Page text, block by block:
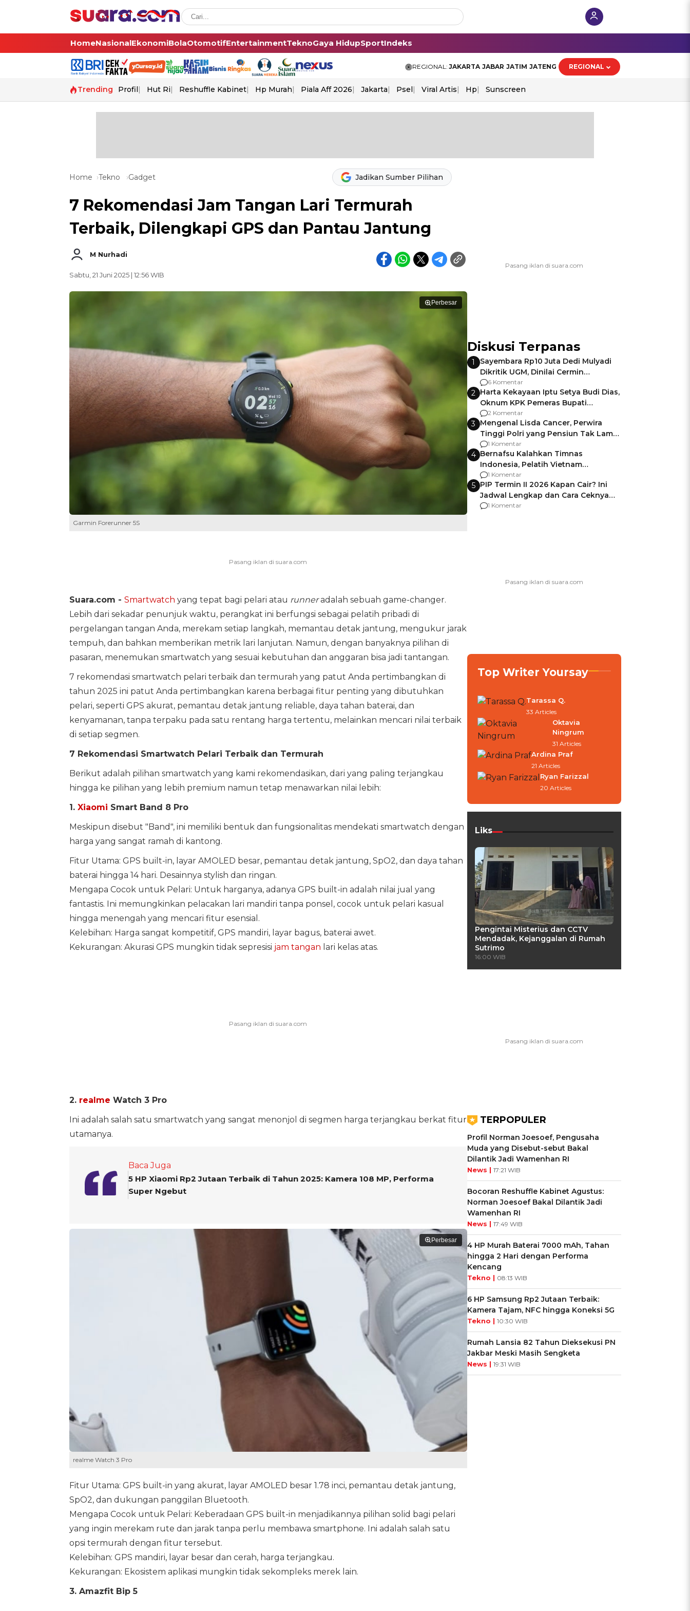
HomeNasionalEkonomiBolaOtomotifEntertainmentTeknoGaya HidupSportIndeks
REGIONAL: JAKARTA JABAR JATIM JATENG REGIONAL
Trending Profil Hut Ri Reshuffle Kabinet Hp Murah Piala Aff 2026 Jakarta Psel Viral Artis Hp Sunscreen
Home Tekno Gadget Jadikan Sumber Pilihan
7 Rekomendasi Jam Tangan Lari Termurah
Terbaik, Dilengkapi GPS dan Pantau Jantung
M Nurhadi
Sabtu, 21 Juni 2025 | 12:56 WIB
Perbesar
Garmin Forerunner 5S
Suara.com - Smartwatch yang tepat bagi pelari atau runneradalah sebuah game-changer.
Lebih dari sekadar penunjuk waktu, perangkat ini berfungsi sebagai pelatih pribadi di
pergelangan tangan Anda, merekam setiap langkah, memantau detak jantung, mengukur jarak
tempuh, dan bahkan memberikan metrik lari lanjutan. Namun, dengan banyaknya pilihan di
pasaran, menemukan smartwatch yang sesuai kebutuhan dan anggaran bisa jadi tantangan.
7 rekomendasi smartwatch pelari terbaik dan termurah yang patut Anda pertimbangkan di
tahun 2025 ini patut Anda pertimbangkan karena berbagai fitur penting yang dibutuhkan
pelari, seperti GPS akurat, pemantau detak jantung reliable, daya tahan baterai, dan
kenyamanan, tanpa terpaku pada satu rentang harga tertentu, melainkan mencari nilai terbaik
di setiap segmen.
7 Rekomendasi Smartwatch Pelari Terbaik dan Termurah
Berikut adalah pilihan smartwatch yang kami rekomendasikan, dari yang paling terjangkau
hingga ke pilihan yang lebih premium namun tetap menawarkan nilai lebih:
1. Xiaomi Smart Band 8 Pro
Meskipun disebut "Band", ini memiliki bentuk dan fungsionalitas mendekati smartwatch dengan
harga yang sangat ramah di kantong.
Fitur Utama: GPS built-in, layar AMOLED besar, pemantau detak jantung, SpO2, dan daya tahan
baterai hingga 14 hari. Desainnya stylish dan ringan.
Mengapa Cocok untuk Pelari: Untuk harganya, adanya GPS built-in adalah nilai jual yang
fantastis. Ini memungkinkan pelacakan lari mandiri tanpa ponsel, cocok untuk pelari kasual
hingga menengah yang mencari fitur esensial.
Kelebihan: Harga sangat kompetitif, GPS mandiri, layar bagus, baterai awet.
Kekurangan: Akurasi GPS mungkin tidak sepresisi jam tangan lari kelas atas.
2. realme Watch 3 Pro
Ini adalah salah satu smartwatch yang sangat menonjol di segmen harga terjangkau berkat fitur
utamanya.
Baca Juga
5 HP Xiaomi Rp2 Jutaan Terbaik di Tahun 2025: Kamera 108 MP, Performa
Super Ngebut
Perbesar
realme Watch 3 Pro
Fitur Utama: GPS built-in yang akurat, layar AMOLED besar 1.78 inci, pemantau detak jantung,
SpO2, dan dukungan panggilan Bluetooth.
Mengapa Cocok untuk Pelari: Keberadaan GPS built-in menjadikannya pilihan solid bagi pelari
yang ingin merekam rute dan jarak tanpa perlu membawa smartphone. Ini adalah salah satu
opsi termurah dengan fitur tersebut.
Kelebihan: GPS mandiri, layar besar dan cerah, harga terjangkau.
Kekurangan: Ekosistem aplikasi mungkin tidak sekompleks merek lain.
3. Amazfit Bip 5
Diskusi Terpanas
1
Sayembara Rp10 Juta Dedi Mulyadi
Dikritik UGM, Dinilai Cermin
Gagalnya Negara Jamin Keamanan
6 Komentar
2 Harta Kekayaan Iptu Setya Budi Dias,
Oknum KPK Pemeras Bupati
Pemalang
2 Komentar
3 Mengenal Lisda Cancer, Perwira
Tinggi Polri yang Pensiun Tak Lama
Usai Jadi Brigjen
1 Komentar
4 Bernafsu Kalahkan Timnas
Indonesia, Pelatih Vietnam
Berencana Pakai Jimat di Pakansari
1 Komentar
5 PIP Termin II 2026 Kapan Cair? Ini
Jadwal Lengkap dan Cara Ceknya
agar Dana Tidak Hangus!
1 Komentar
Top Writer Yoursay
Tarassa Q.
33 Articles
Oktavia
Ningrum
31 Articles
Ardina Praf
21 Articles
Ryan Farizzal
20 Articles
Liks
Pengintai Misterius dan CCTV
Mendadak, Kejanggalan di Rumah
Sutrimo
16:00 WIB
TERPOPULER
Profil Norman Joesoef, Pengusaha
Muda yang Disebut-sebut Bakal
Dilantik Jadi Wamenhan RI
News | 17:21 WIB
Bocoran Reshuffle Kabinet Agustus:
Norman Joesoef Bakal Dilantik Jadi
Wamenhan RI
News | 17:49 WIB
4 HP Murah Baterai 7000 mAh, Tahan
hingga 2 Hari dengan Performa
Kencang
Tekno | 08:13 WIB
6 HP Samsung Rp2 Jutaan Terbaik:
Kamera Tajam, NFC hingga Koneksi 5G
Tekno | 10:30 WIB
Rumah Lansia 82 Tahun Dieksekusi PN
Jakbar Meski Masih Sengketa
News | 19:31 WIB